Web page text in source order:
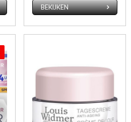
BEKIJKEN